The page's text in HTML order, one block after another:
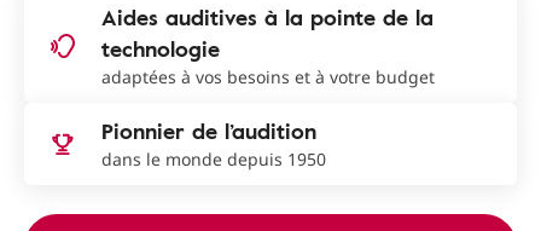
Aides auditives à la pointe de la
technologie
adaptées à vos besoins et à votre budget
Pionnier de l’audition
dans le monde depuis 1950